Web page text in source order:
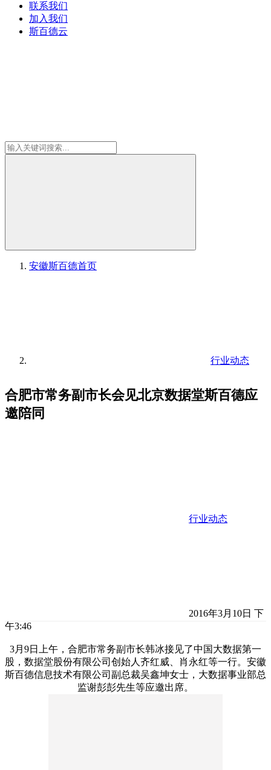
联系我们
加入我们
斯百德云
安徽斯百德首页
行业动态
合肥市常务副市长会见北京数据堂斯百德应
邀陪同
行业动态
2016年3月10日 下
午3:46
3月9日上午，合肥市常务副市长韩冰接见了中国大数据第一
股，数据堂股份有限公司创始人齐红威、肖永红等一行。安徽
斯百德信息技术有限公司副总裁吴鑫坤女士，大数据事业部总
监谢彭彭先生等应邀出席。